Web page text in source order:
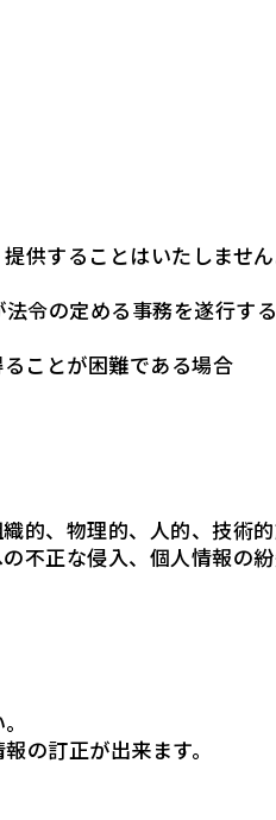
供することはいたしません
令の定める事務を遂行す
ことが困難である場合
的、物理的、人的、技術
不正な侵入、個人情報の紛
の訂正が出来ます。